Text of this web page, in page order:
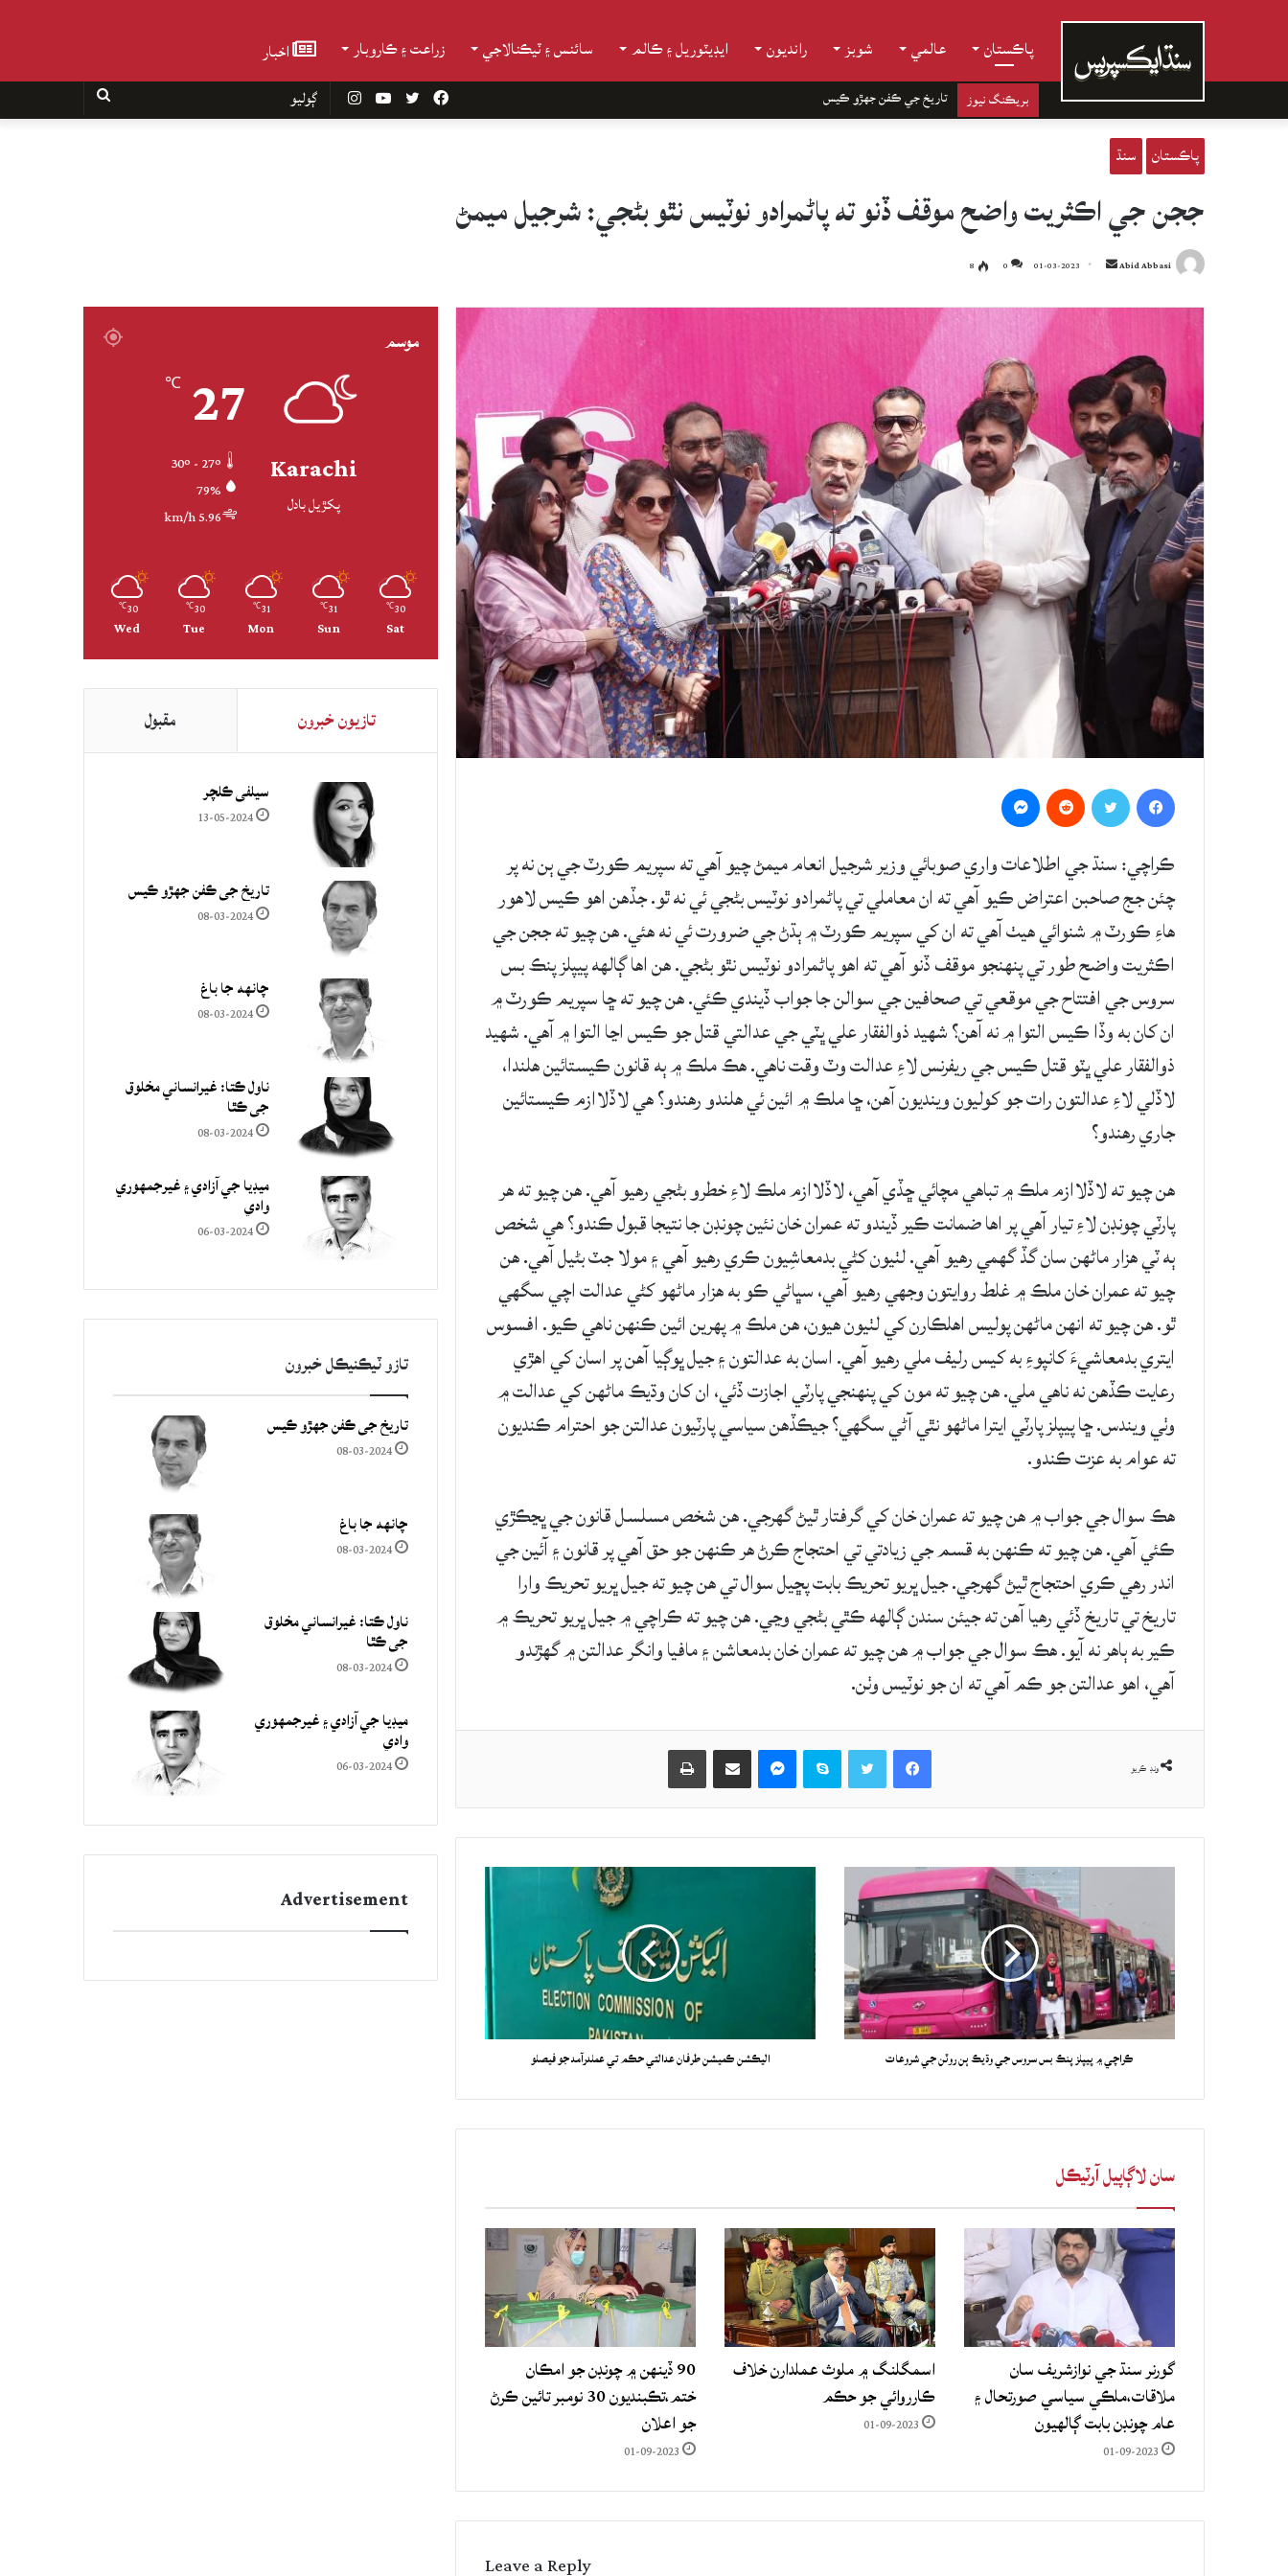
پاڪستان عالمي شوبز رانديون ايڊيٽوريل ۽ ڪالم سائنس ۽ ٽيڪنالاجي زراعت ۽ ڪاروبار اخبار
بريڪنگ نيوز تاريخ جي ڪفن جھڙو ڪيس InstagramYouTube Twitter
Facebook
پاڪستان سنڌ
ججن جي اڪثريت واضح موقف ڏنو ته پاڻمرادو نوٽيس نٿو بڻجي: شرجيل ميمڻ
Abid Abbasi
Send
email
01-03-2023
0
8
ڪراچي: سنڌ جي اطلاعات واري صوبائي وزير شرجيل انعام ميمڻ چيو آهي ته سپريم ڪورٽ جي ٻن نه پر
چئن جج صاحبن اعتراض ڪيو آهي ته ان معاملي تي پاڻمرادو نوٽيس بڻجي ئي نه ٿو. جڏهن اهو ڪيس لاهور
هاءِ ڪورٽ ۾ شنوائي هيٺ آهي ته ان کي سپريم ڪورٽ ۾ ٻڌڻ جي ضرورت ئي نه هئي. هن چيو ته ججن جي
اڪثريت واضح طور تي پنهنجو موقف ڏنو آهي ته اهو پاڻمرادو نوٽيس نٿو بڻجي. هن اها ڳالھه پيپلز پنڪ بس
سروس جي افتتاح جي موقعي تي صحافين جي سوالن جا جواب ڏيندي ڪئي. هن چيو ته ڇا سپريم ڪورٽ ۾
ان کان به وڏا ڪيس التوا ۾ نه آهن؟ شهيد ذوالفقار علي ڀٽي جي عدالتي قتل جو ڪيس اڃا التوا ۾ آهي. شهيد
ذوالفقار علي ڀٽو قتل ڪيس جي ريفرنس لاءِ عدالت وٽ وقت ناهي. هڪ ملڪ ۾ ٻه قانون ڪيستائين هلندا،
لاڏلي لاءِ عدالتون رات جو کوليون وينديون آهن، ڇا ملڪ ۾ ائين ئي هلندو رهندو؟ هي لاڏلاازم ڪيستائين
جاري رهندو؟
هن چيو ته لاڏلاازم ملڪ ۾ تباهي مچائي ڇڏي آهي، لاڏلاازم ملڪ لاءِ خطرو بڻجي رهيو آهي. هن چيو ته هر
پارٽي چونڊن لاءِ تيار آهي پر اها ضمانت ڪير ڏيندو ته عمران خان نئين چونڊن جا نتيجا قبول ڪندو؟ هي شخص
ٻه ٽي هزار ماڻهن سان گڏ گهمي رهيو آهي. لٺيون کڻي بدمعاشِيون ڪري رهيو آهي ۽ مولا جٽ بڻيل آهي. هن
چيو ته عمران خان ملڪ ۾ غلط روايتون وجھي رهيو آهي، سڀاڻي ڪو به هزار ماڻهو کڻي عدالت اچي سگهي
ٿو. هن چيو ته انهن ماڻهن پوليس اهلڪارن کي لٺيون هيون، هن ملڪ ۾ پهرين ائين ڪنهن ناهي ڪيو. افسوس
ايتري بدمعاشيءَ کانپوءِ به کيس رليف ملي رهيو آهي. اسان به عدالتون ۽ جيل ڀوڳيا آهن پر اسان کي اهڙي
رعايت ڪڏهن نه ناهي ملي. هن چيو ته مون کي پنهنجي پارٽي اجازت ڏئي، ان کان وڌيڪ ماڻهن کي عدالت ۾
وٺي ويندس. ڇا پيپلز پارٽي ايترا ماڻهو نٿي آڻي سگهي؟ جيڪڏهن سياسي پارٽيون عدالتن جو احترام ڪنديون
ته عوام به عزت ڪندو.
هڪ سوال جي جواب ۾ هن چيو ته عمران خان کي گرفتار ٿيڻ گھرجي. هن شخص مسلسل قانون جي ڀڃڪڙي
ڪئي آهي. هن چيو ته ڪنهن به قسم جي زيادتي تي احتجاج ڪرڻ هر ڪنهن جو حق آهي پر قانون ۽ آئين جي
اندر رهي ڪري احتجاج ٿيڻ گهرجي. جيل ڀريو تحريڪ بابت پڇيل سوال تي هن چيو ته جيل ڀريو تحريڪ وارا
تاريخ تي تاريخ ڏئي رهيا آهن ته جيئن سندن ڳالهه ڪٿي بڻجي وڃي. هن چيو ته ڪراچي ۾ جيل ڀريو تحريڪ ۾
ڪير به ٻاهر نه آيو. هڪ سوال جي جواب ۾ هن چيو ته عمران خان بدمعاشن ۽ مافيا وانگر عدالتن ۾ گھڙندو
آهي، اهو عدالتن جو ڪم آهي ته ان جو نوٽيس وٺن.
ونڊ ڪريو
Facebook
Skype حصيداري ڪريو اي ميل ذريعي
ڪراچي ۾ پيپلز پنڪ بس سروس جي وڌيڪ ٻن روٽن جي شروعات اليڪشن ڪميشن طرفان عدالتي حڪم تي عملدرآمد جو فيصلو
سان لاڳاپيل آرٽيڪل
گورنر سنڌ جي نوازشريف سان
ملاقات،ملڪي سياسي صورتحال ۽
عام چونڊن بابت ڳالهيون
01-09-2023
اسمگلنگ ۾ ملوث عملدارن خلاف
ڪارروائي جو حڪم
01-09-2023
90 ڏينهن ۾ چونڊن جو امڪان
ختم،تڪبنديون 30 نومبر تائين ڪرڻ
جو اعلان
01-09-2023
Leave a Reply
موسم
Karachi
پکڙيل بادل
27
℃
79%
5.96 km/h
30
℃
Sat
31
℃
Sun
31
℃
Mon
30
℃
Tue
30
℃
Wed
تازيون خبرون مقبول
سيلفي ڪلچر
13-05-2024
تاريخ جي ڪفن جھڙو ڪيس
08-03-2024
چانهه جا باغ
08-03-2024
ناول ڪتا: غيرانساني مخلوق
جي ڪٿا
08-03-2024
ميڊيا جي آزادي ۽ غيرجمھوري
وادي
06-03-2024
تازو ٽيڪنيڪل خبرون
تاريخ جي ڪفن جھڙو ڪيس
08-03-2024
چانهه جا باغ
08-03-2024
ناول ڪتا: غيرانساني مخلوق
جي ڪٿا
08-03-2024
ميڊيا جي آزادي ۽ غيرجمھوري
وادي
06-03-2024
Advertisement